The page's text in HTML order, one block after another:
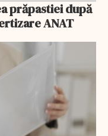
prăpastiei după
ANAT